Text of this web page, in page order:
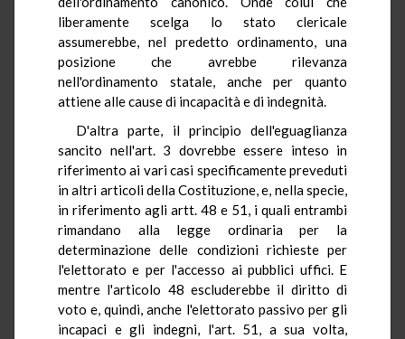
liberamente scelga lo stato clericale
assumerebbe, nel predetto ordinamento, una
posizione che avrebbe rilevanza
nell'ordinamento statale, anche per quanto
attiene alle cause di incapacità e di indegnità.
D'altra parte, il principio dell'eguaglianza
sancito nell'art. 3 dovrebbe essere inteso in
riferimento ai vari casi specificamente preveduti
in altri articoli della Costituzione, e, nella specie,
in riferimento agli artt. 48 e 51, i quali entrambi
rimandano alla legge ordinaria per la
determinazione delle condizioni richieste per
l'elettorato e per l'accesso ai pubblici uffici. E
mentre l'articolo 48 escluderebbe il diritto di
voto e, quindi, anche l'elettorato passivo per gli
incapaci e gli indegni, l'art. 51, a sua volta,